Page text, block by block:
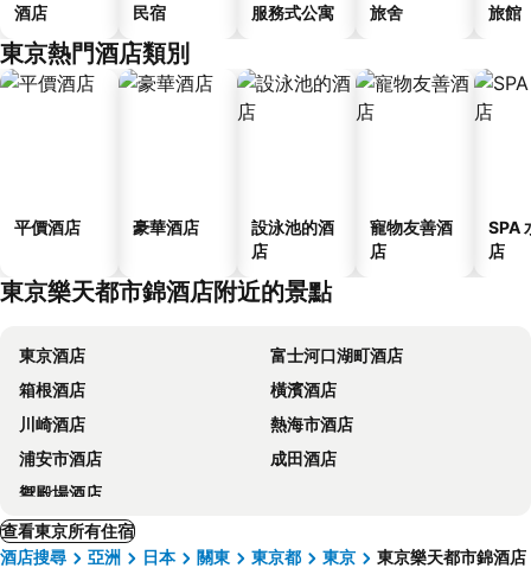
酒店 民宿 服務式公寓 旅舍 旅館
東京熱門酒店類別
平價酒店 豪華酒店
設泳池的酒
店
寵物友善酒
店
SPA
店
東京樂天都市錦酒店附近的景點
東京酒店
富士河口湖町酒店
箱根酒店
橫濱酒店
川崎酒店
熱海市酒店
浦安市酒店
成田酒店
禦殿場酒店
查看東京所有住宿
酒店搜尋
亞洲 日本 關東 東京都 東京 東京樂天都市錦酒店